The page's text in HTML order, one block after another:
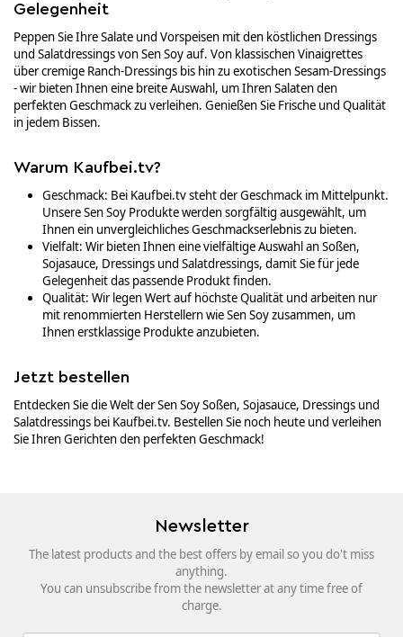
Gelegenheit
Peppen Sie Ihre Salate und Vorspeisen mit den köstlichen Dressings
und Salatdressings von Sen Soy auf. Von klassischen Vinaigrettes
über cremige Ranch-Dressings bis hin zu exotischen Sesam-Dressings
- wir bieten Ihnen eine breite Auswahl, um Ihren Salaten den
perfekten Geschmack zu verleihen. Genießen Sie Frische und Qualität
in jedem Bissen.
Warum Kaufbei.tv?
Geschmack: Bei Kaufbei.tv steht der Geschmack im Mittelpunkt.
Unsere Sen Soy Produkte werden sorgfältig ausgewählt, um
Ihnen ein unvergleichliches Geschmackserlebnis zu bieten.
Vielfalt: Wir bieten Ihnen eine vielfältige Auswahl an Soßen,
Sojasauce, Dressings und Salatdressings, damit Sie für jede
Gelegenheit das passende Produkt finden.
Qualität: Wir legen Wert auf höchste Qualität und arbeiten nur
mit renommierten Herstellern wie Sen Soy zusammen, um
Ihnen erstklassige Produkte anzubieten.
Jetzt bestellen
Entdecken Sie die Welt der Sen Soy Soßen, Sojasauce, Dressings und
Salatdressings bei Kaufbei.tv. Bestellen Sie noch heute und verleihen
Sie Ihren Gerichten den perfekten Geschmack!
Newsletter
The latest products and the best offers by email so you do't miss
anything.
You can unsubscribe from the newsletter at any time free of
charge.